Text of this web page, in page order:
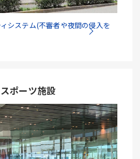
ィシステム(不審者や夜間の侵入を
ポーツ施設